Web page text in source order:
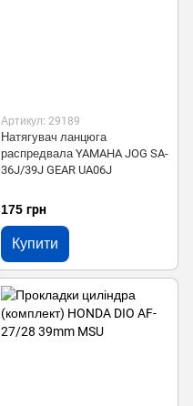
Артикул: 29189
Натягувач ланцюга
распредвала YAMAHA JOG SA-
36J/39J GEAR UA06J
175 грн
Купити